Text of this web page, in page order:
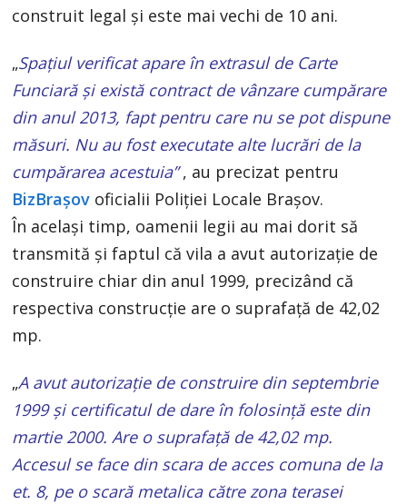
construit legal și este mai vechi de 10 ani.
„Spațiul verificat apare în extrasul de Carte
Funciară și există contract de vânzare cumpărare
din anul 2013, fapt pentru care nu se pot dispune
măsuri. Nu au fost executate alte lucrări de la
cumpărarea acestuia” , au precizat pentru
BizBrașov oficialii Poliției Locale Brașov.
În același timp, oamenii legii au mai dorit să
transmită și faptul că vila a avut autorizație de
construire chiar din anul 1999, precizând că
respectiva construcție are o suprafață de 42,02
mp.
„A avut autorizație de construire din septembrie
1999 și certificatul de dare în folosință este din
martie 2000. Are o suprafață de 42,02 mp.
Accesul se face din scara de acces comuna de la
et. 8, pe o scară metalica către zona terasei